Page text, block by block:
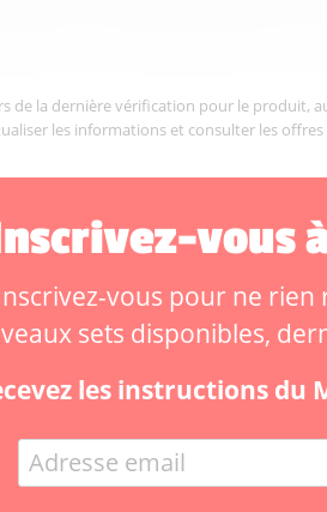
la dernière vérification pour le produit,
les informations et consulter les offres
vous
vous pour ne
sets disponibles,
les instructions du